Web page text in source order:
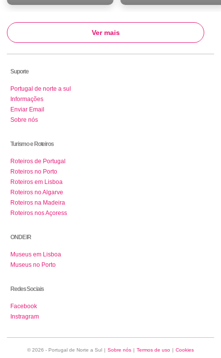
Ver mais
Suporte
Portugal de norte a sul
Informações
Enviar Email
Sobre nós
Turismo e Roteiros
Roteiros de Portugal
Roteiros no Porto
Roteiros em Lisboa
Roteiros no Algarve
Roteiros na Madeira
Roteiros nos Açoress
ONDE IR
Museus em Lisboa
Museus no Porto
Redes Sociais
Facebook
Instragram
© 2026 - Portugal de Norte a Sul | Sobre nós | Termos de uso | Cookies